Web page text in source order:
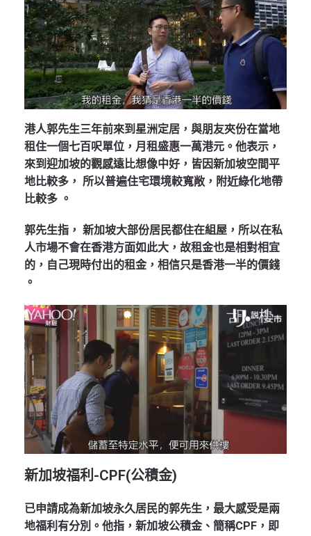
港人郭先生三年前來到星洲定居，與朋友夾份在當地
租住一個七百呎單位，月租盛惠一萬港元。他表示，
來到迎加坡的觀感遠比想像中好，皆因新加坡空間平
地比較多， 所以普遍住宅環境較寬敞，附近綠化地帶
比較多 。
郭先生指， 新加坡大部份居民都住在組屋，所以在私
人市場不會在香港方面如此大，故租金也是相對相宜
的，自己現時付出的租金，相信只是香港一半的價錢
。
新加坡福利-CPF(公積金)
已申請成為新加坡永久居民的郭先生，最大感受是兩
地福利有分別。他指，新加坡公積金、簡稱CPF，即